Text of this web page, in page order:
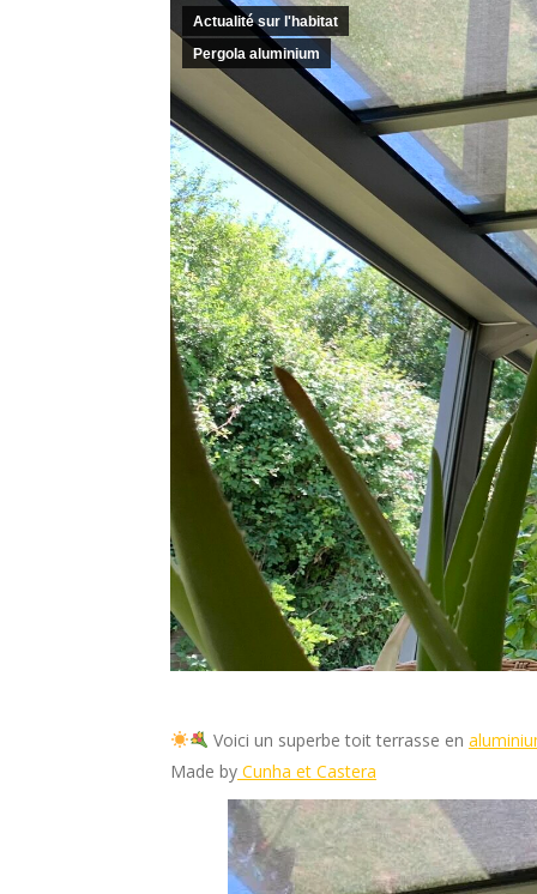
Actualité sur l'habitat
Pergola aluminium
Voici un superbe toit terrasse en
Made by Cunha et Castera